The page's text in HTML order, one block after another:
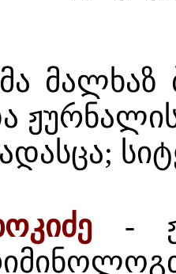
მალხაზ
-